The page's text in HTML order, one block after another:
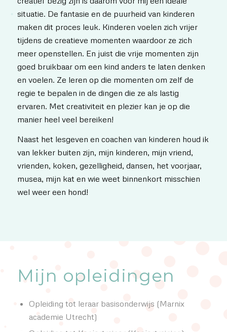
situatie. De fantasie en de puurheid van kinderen
maken dit proces leuk. Kinderen voelen zich vrijer
tijdens de creatieve momenten waardoor ze zich
meer openstellen. En juist die vrije momenten zijn
goed bruikbaar om een kind anders te laten denken
en voelen. Ze leren op die momenten om zelf de
regie te bepalen in de dingen die ze als lastig
ervaren. Met creativiteit en plezier kan je op die
manier heel veel bereiken!
Naast het lesgeven en coachen van kinderen houd ik
van lekker buiten zijn, mijn kinderen, mijn vriend,
vrienden, koken, gezelligheid, dansen, het voorjaar,
musea, mijn kat en wie weet binnenkort misschien
wel weer een hond!
Mijn opleidingen
Opleiding tot leraar basisonderwijs (Marnix
academie Utrecht)